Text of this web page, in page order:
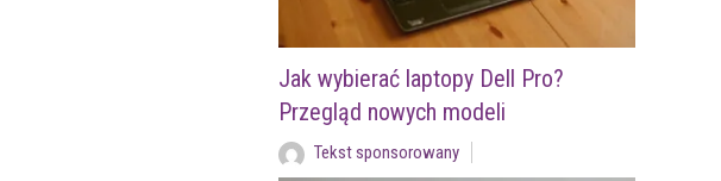
Jak wybierać laptopy Dell Pro?
Przegląd nowych modeli
Tekst sponsorowany